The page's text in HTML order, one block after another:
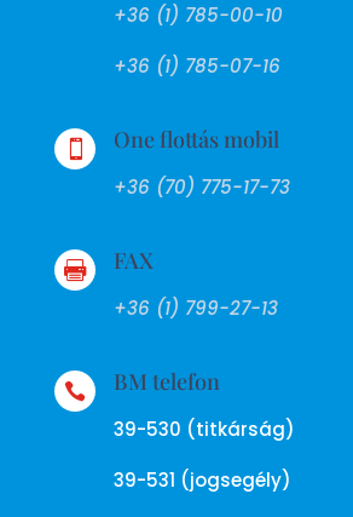
+36 (1) 785-00-10
+36 (1) 785-07-16
 One flottás mobil
+36 (70) 775-17-73
 FAX
+36 (1) 799-27-13
 BM telefon
39-530 (titkárság)
39-531 (jogsegély)